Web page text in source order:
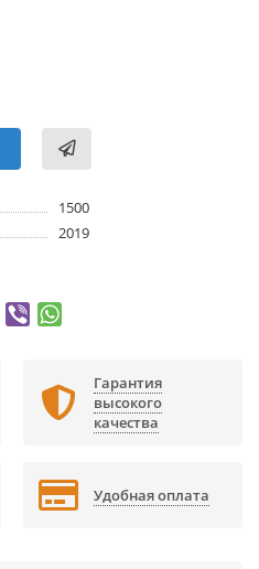
1500
2019
Гарантия
высокого
качества
Удобная оплата